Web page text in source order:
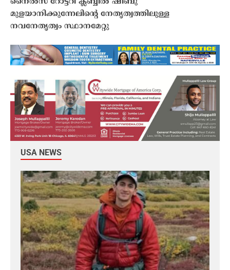
മുളയാനിക്കുന്നേലിന്റെ നേതൃത്വത്തിലുള്ള
നവനേതൃത്വം സ്ഥാനമേറ്റു
USA NEWS